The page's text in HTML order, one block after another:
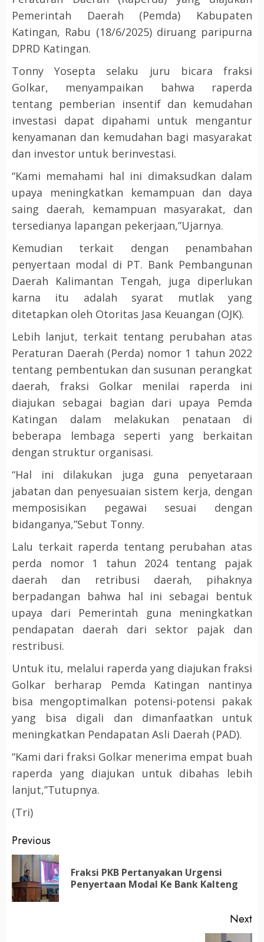
Pemerintah Daerah (Pemda) Kabupaten
Katingan, Rabu (18/6/2025) diruang paripurna
DPRD Katingan.
Tonny Yosepta selaku juru bicara fraksi
Golkar, menyampaikan bahwa raperda
tentang pemberian insentif dan kemudahan
investasi dapat dipahami untuk mengantur
kenyamanan dan kemudahan bagi masyarakat
dan investor untuk berinvestasi.
“Kami memahami hal ini dimaksudkan dalam
upaya meningkatkan kemampuan dan daya
saing daerah, kemampuan masyarakat, dan
tersedianya lapangan pekerjaan,”Ujarnya.
Kemudian terkait dengan penambahan
penyertaan modal di PT. Bank Pembangunan
Daerah Kalimantan Tengah, juga diperlukan
karna itu adalah syarat mutlak yang
ditetapkan oleh Otoritas Jasa Keuangan (OJK).
Lebih lanjut, terkait tentang perubahan atas
Peraturan Daerah (Perda) nomor 1 tahun 2022
tentang pembentukan dan susunan perangkat
daerah, fraksi Golkar menilai raperda ini
diajukan sebagai bagian dari upaya Pemda
Katingan dalam melakukan penataan di
beberapa lembaga seperti yang berkaitan
dengan struktur organisasi.
“Hal ini dilakukan juga guna penyetaraan
jabatan dan penyesuaian sistem kerja, dengan
memposisikan pegawai sesuai dengan
bidanganya,”Sebut Tonny.
Lalu terkait raperda tentang perubahan atas
perda nomor 1 tahun 2024 tentang pajak
daerah dan retribusi daerah, pihaknya
berpadangan bahwa hal ini sebagai bentuk
upaya dari Pemerintah guna meningkatkan
pendapatan daerah dari sektor pajak dan
restribusi.
Untuk itu, melalui raperda yang diajukan fraksi
Golkar berharap Pemda Katingan nantinya
bisa mengoptimalkan potensi-potensi pakak
yang bisa digali dan dimanfaatkan untuk
meningkatkan Pendapatan Asli Daerah (PAD).
“Kami dari fraksi Golkar menerima empat buah
raperda yang diajukan untuk dibahas lebih
lanjut,”Tutupnya.
(Tri)
Post
navigation
Previous
Fraksi PKB Pertanyakan Urgensi
Penyertaan Modal Ke Bank Kalteng
Next